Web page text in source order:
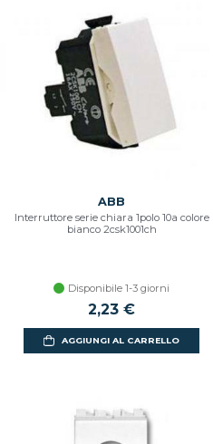
ABB
Interruttore serie chiara 1polo 10a colore
bianco 2csk1001ch
Disponibile 1-3 giorni
2,23 €
AGGIUNGI AL CARRELLO